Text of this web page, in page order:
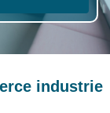
industrie